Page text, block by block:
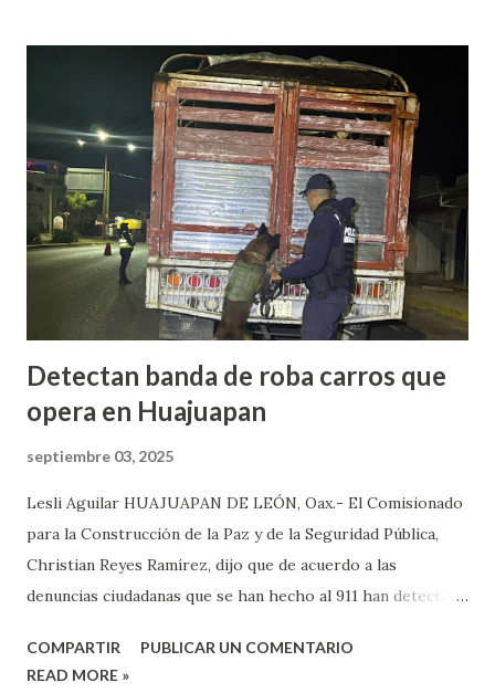
día, quien sacó un arma de fuego y disparo contra él, por lo
que las lesiones provocadas por este ataque armado
originaron que el edil perdiera la vida en el lugar. Además,
el presidente municipal el 6 de mayo venía viajando sobre la
carretera Huajuapan-Puebla a la altura del municipio de
Petlalcingo , Puebla, cuando sujetos fuertemente armados
lo bajaron de sus camioneta y los secuestraron con fines de
extorsión, donde le pedían una can...
Detectan banda de roba carros que
opera en Huajuapan
septiembre 03, 2025
Lesli Aguilar HUAJUAPAN DE LEÓN, Oax.- El Comisionado
para la Construcción de la Paz y de la Seguridad Pública,
Christian Reyes Ramírez, dijo que de acuerdo a las
denuncias ciudadanas que se han hecho al 911 han detectado
dedican a robar carros y motocicletas, los cuales, operan en
COMPARTIR
PUBLICAR UN COMENTARIO
READ MORE »